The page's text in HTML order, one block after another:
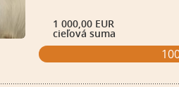
1 000,00 EUR
cieľová suma